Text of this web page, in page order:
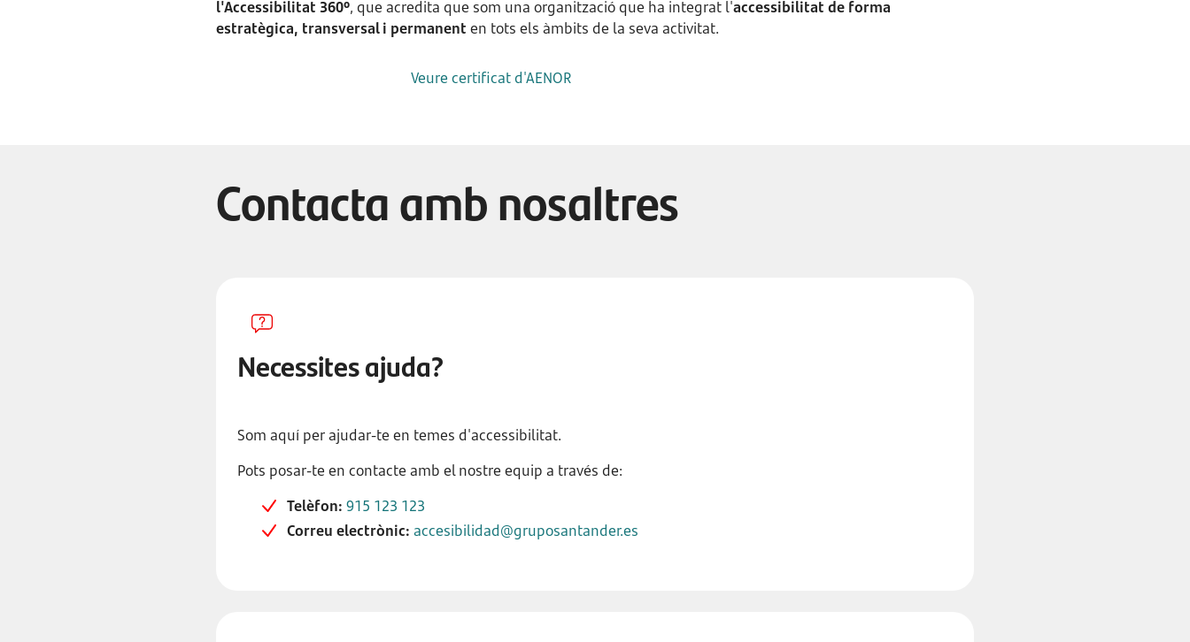
l'Accessibilitat 360º, que acredita que som una organització que ha integrat l'accessibilitat de forma
estratègica, transversal i permanent en tots els àmbits de la seva activitat.
Veure certificat d'AENOR
Contacta amb nosaltres
Necessites ajuda?
Som aquí per ajudar-te en temes d'accessibilitat.
Pots posar-te en contacte amb el nostre equip a través de:
Telèfon: 915 123 123
Correu electrònic: accesibilidad@gruposantander.es